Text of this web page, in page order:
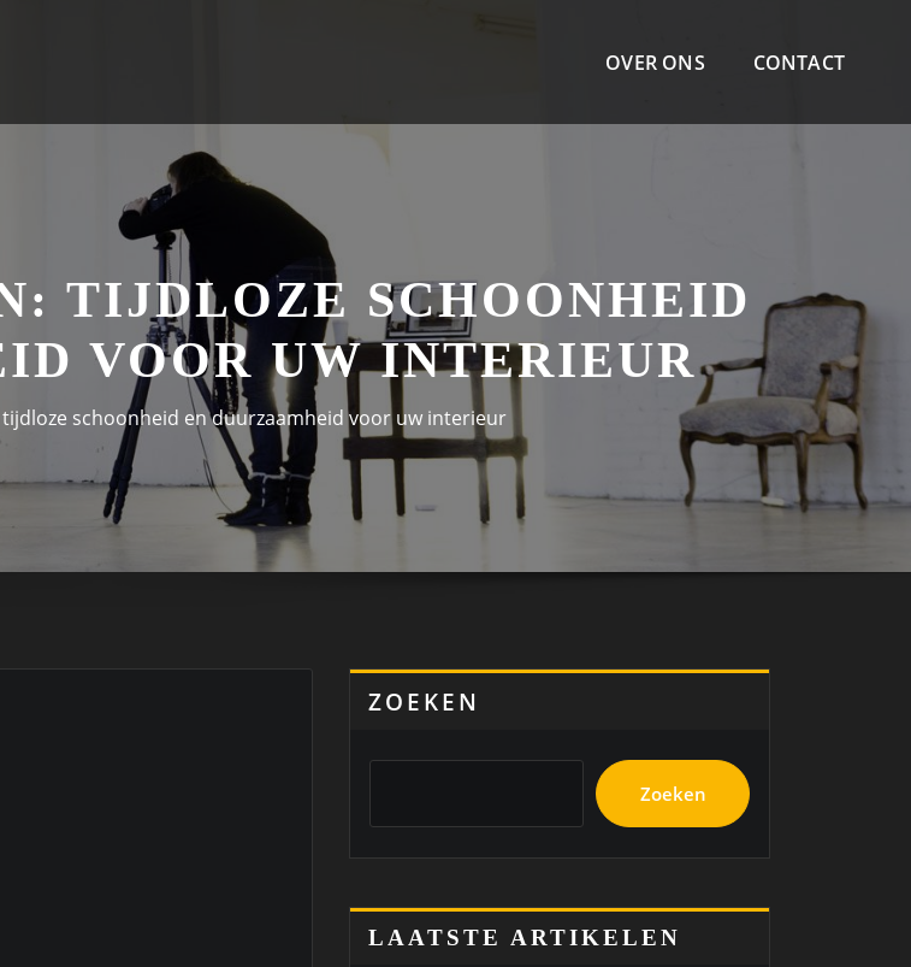
OVER ONS CONTACT
TIJDLOZE SCHOONHEID
VOOR UW INTERIEUR
schoonheid en duurzaamheid voor uw interieur
ZOEKEN
Zoeken
LAATSTE ARTIKELEN